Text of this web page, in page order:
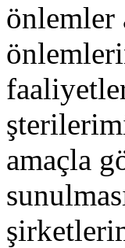
önlemler
amaçla